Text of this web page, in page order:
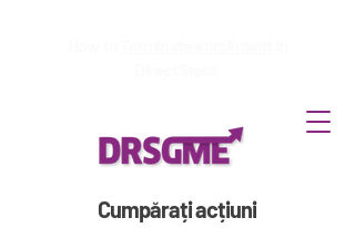
Cumpărați acțiuni